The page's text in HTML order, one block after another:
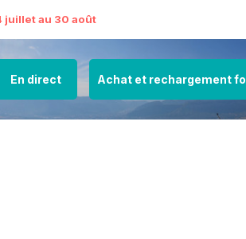
juillet au 30 août
En direct Achat et rechargement
MON